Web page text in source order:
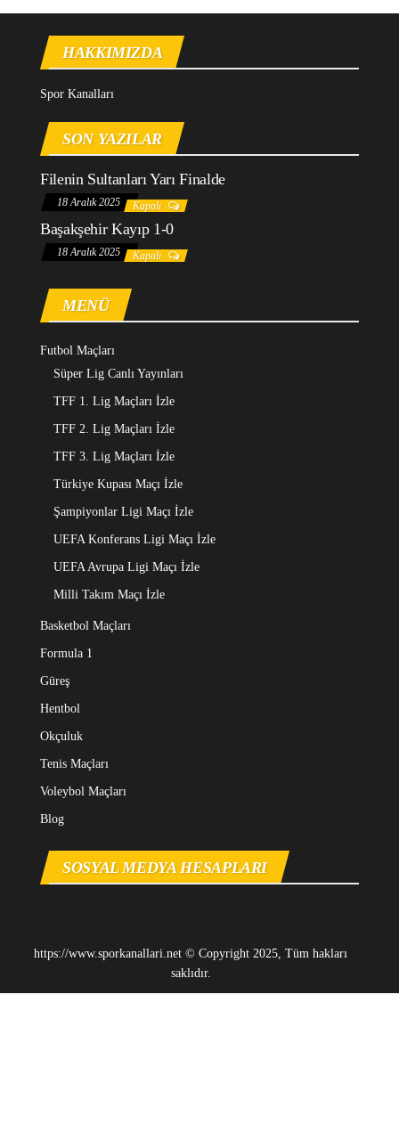
HAKKIMIZDA
Spor Kanalları
SON YAZILAR
Filenin Sultanları Yarı Finalde
18 Aralık 2025 Kapalı
Başakşehir Kayıp 1-0
18 Aralık 2025 Kapalı
MENÜ
Futbol Maçları
Süper Lig Canlı Yayınları
TFF 1. Lig Maçları İzle
TFF 2. Lig Maçları İzle
TFF 3. Lig Maçları İzle
Türkiye Kupası Maçı İzle
Şampiyonlar Ligi Maçı İzle
UEFA Konferans Ligi Maçı İzle
UEFA Avrupa Ligi Maçı İzle
Milli Takım Maçı İzle
Basketbol Maçları
Formula 1
Güreş
Hentbol
Okçuluk
Tenis Maçları
Voleybol Maçları
Blog
SOSYAL MEDYA HESAPLARI
https://www.sporkanallari.net © Copyright 2025, Tüm hakları
saklıdır.